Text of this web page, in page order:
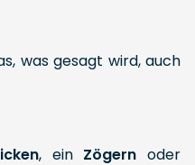
was gesagt wird, auch
, ein Zögern oder